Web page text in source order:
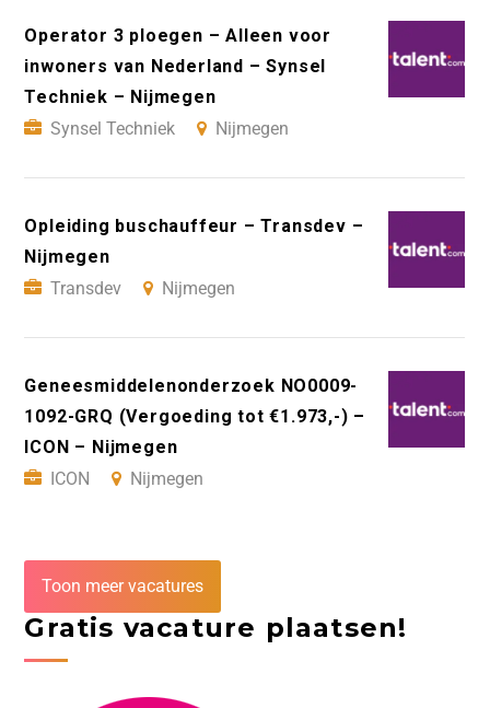
Operator 3 ploegen – Alleen voor
inwoners van Nederland – Synsel
Techniek – Nijmegen
Synsel Techniek
Nijmegen
Opleiding buschauffeur – Transdev –
Nijmegen
Transdev
Nijmegen
Geneesmiddelenonderzoek NO0009-
1092-GRQ (Vergoeding tot €1.973,-) –
ICON – Nijmegen
ICON
Nijmegen
Toon meer vacatures
Gratis vacature plaatsen!